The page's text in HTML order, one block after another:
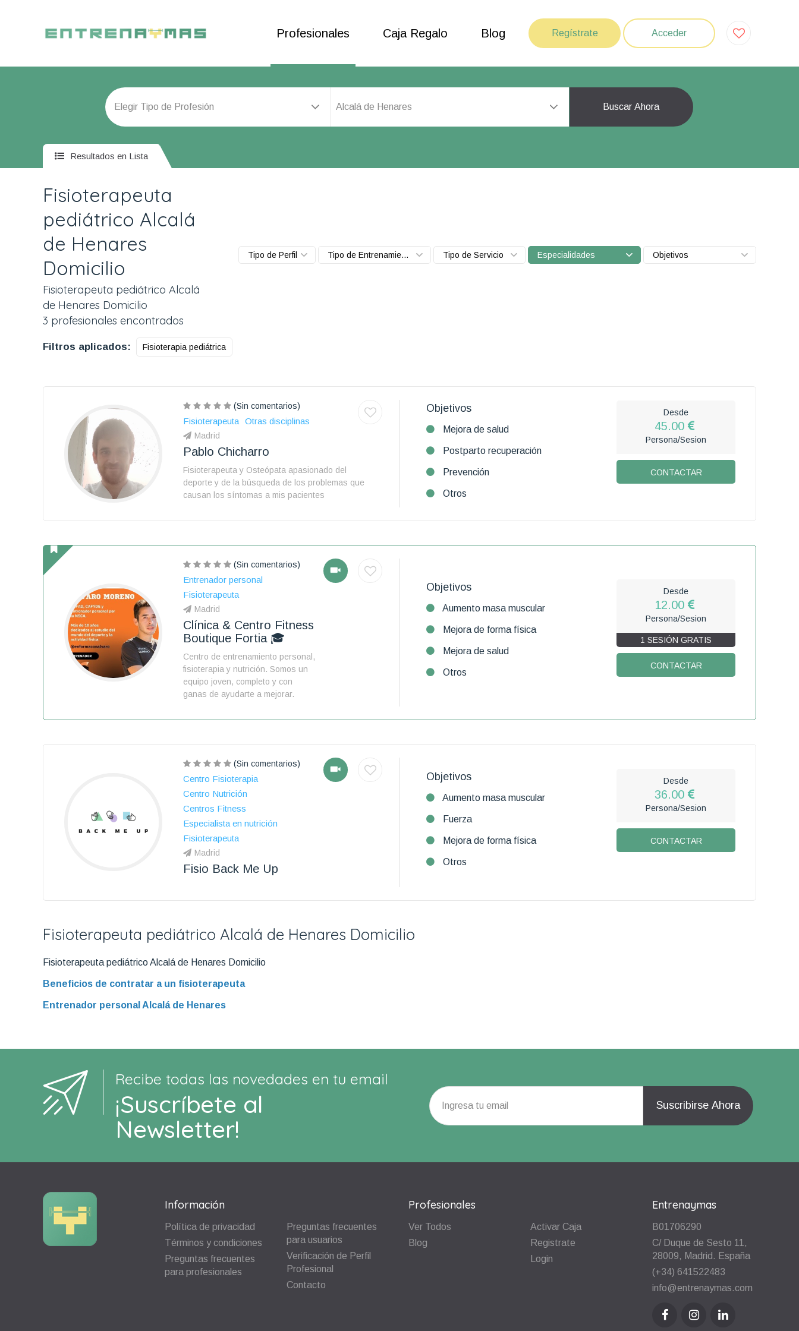
Profesionales Caja Regalo Blog Regístrate Acceder
Alcalá de Henares Buscar Ahora
Resultados en Lista
Fisioterapeuta
pediátrico Alcalá
de Henares
Domicilio
Fisioterapeuta pediátrico Alcalá
de Henares Domicilio
3 profesionales encontrados
Tipo de Perfil Tipo de Entrenamiento Tipo de Servicio Especialidades Objetivos
Filtros aplicados: Fisioterapia pediátrica
(Sin comentarios)
Fisioterapeuta Otras disciplinas
Madrid
Pablo Chicharro
Fisioterapeuta y Osteópata apasionado del
deporte y de la búsqueda de los problemas que
causan los síntomas a mis pacientes
Objetivos
Mejora de salud
Postparto recuperación
Prevención
Otros
Desde
45.00
Persona/Sesion
CONTACTAR
(Sin comentarios)
Entrenador personal
Fisioterapeuta
Madrid
Clínica & Centro Fitness
Boutique Fortia 🎓
Centro de entrenamiento personal,
fisioterapia y nutrición. Somos un
equipo joven, completo y con
ganas de ayudarte a mejorar.
Objetivos
Aumento masa muscular
Mejora de forma física
Mejora de salud
Otros
Desde
12.00
Persona/Sesion
1 SESIÓN GRATIS
CONTACTAR
(Sin comentarios)
Centro Fisioterapia
Centro Nutrición
Centros Fitness
Especialista en nutrición
Fisioterapeuta
Madrid
Fisio Back Me Up
Objetivos
Aumento masa muscular
Fuerza
Mejora de forma física
Otros
Desde
36.00
Persona/Sesion
CONTACTAR
Fisioterapeuta pediátrico Alcalá de Henares Domicilio
Fisioterapeuta pediátrico Alcalá de Henares Domicilio
Beneficios de contratar a un fisioterapeuta
Entrenador personal Alcalá de Henares
Recibe todas las novedades en tu email
¡Suscríbete al
Newsletter!
Información
Política de privacidad
Términos y condiciones
Preguntas frecuentes
para profesionales
Preguntas frecuentes
para usuarios
Verificación de Perfil
Profesional
Contacto
Profesionales
Ver Todos
Blog
Activar Caja
Registrate
Login
Entrenaymas
B01706290
C/ Duque de Sesto 11,
28009, Madrid. España
(+34) 641522483
info@entrenaymas.com